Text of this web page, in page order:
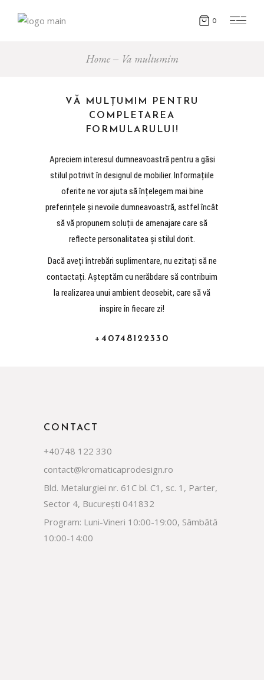
0
Home Va multumim
VĂ MULȚUMIM PENTRU
COMPLETAREA
FORMULARULUI!
Apreciem interesul dumneavoastră pentru a găsi
stilul potrivit în designul de mobilier. Informațiile
oferite ne vor ajuta să înțelegem mai bine
preferințele și nevoile dumneavoastră, astfel încât
să vă propunem soluții de amenajare care să
reflecte personalitatea și stilul dorit.
Dacă aveți întrebări suplimentare, nu ezitați să ne
contactați. Așteptăm cu nerăbdare să contribuim
la realizarea unui ambient deosebit, care să vă
inspire în fiecare zi!
+40748122330
CONTACT
+40748 122 330
contact@kromaticaprodesign.ro
Bld. Metalurgiei nr. 61C bl. C1, sc. 1, Parter,
Sector 4, București 041832
Program: Luni-Vineri 10:00-19:00, Sâmbătă
10:00-14:00